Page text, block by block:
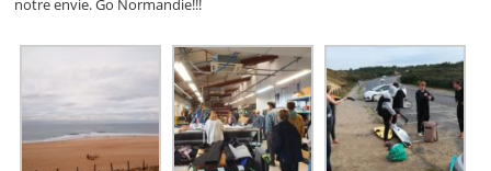
notre envie. Go Normandie!!!